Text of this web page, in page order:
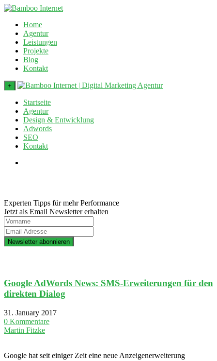
Home
Agentur
Leistungen
Projekte
Blog
Kontakt
+
Startseite
Agentur
Design & Entwicklung
Adwords
SEO
Kontakt
Experten Tipps für mehr Performance
Jetzt als Email Newsletter erhalten
Google AdWords News: SMS-Erweiterungen für den
direkten Dialog
31. January 2017
0 Kommentare
Martin Fitzke
Google hat seit einiger Zeit eine neue Anzeigenerweiterung